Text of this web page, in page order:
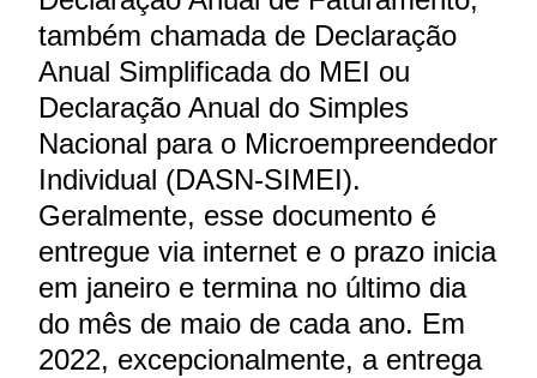
também chamada de Declaração
Anual Simplificada do MEI ou
Declaração Anual do Simples
Nacional para o Microempreendedor
Individual (DASN-SIMEI).
Geralmente, esse documento é
entregue via internet e o prazo inicia
em janeiro e termina no último dia
do mês de maio de cada ano. Em
2022, excepcionalmente, a entrega